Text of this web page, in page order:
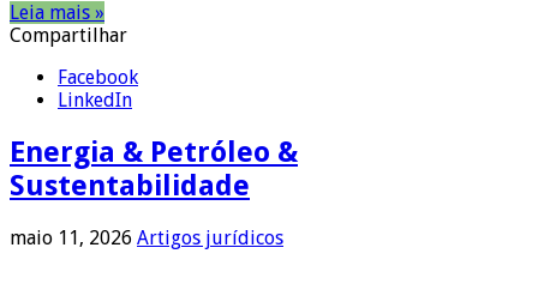
Leia mais »
Compartilhar
Facebook
LinkedIn
Energia & Petróleo &
Sustentabilidade
maio 11, 2026 Artigos jurídicos